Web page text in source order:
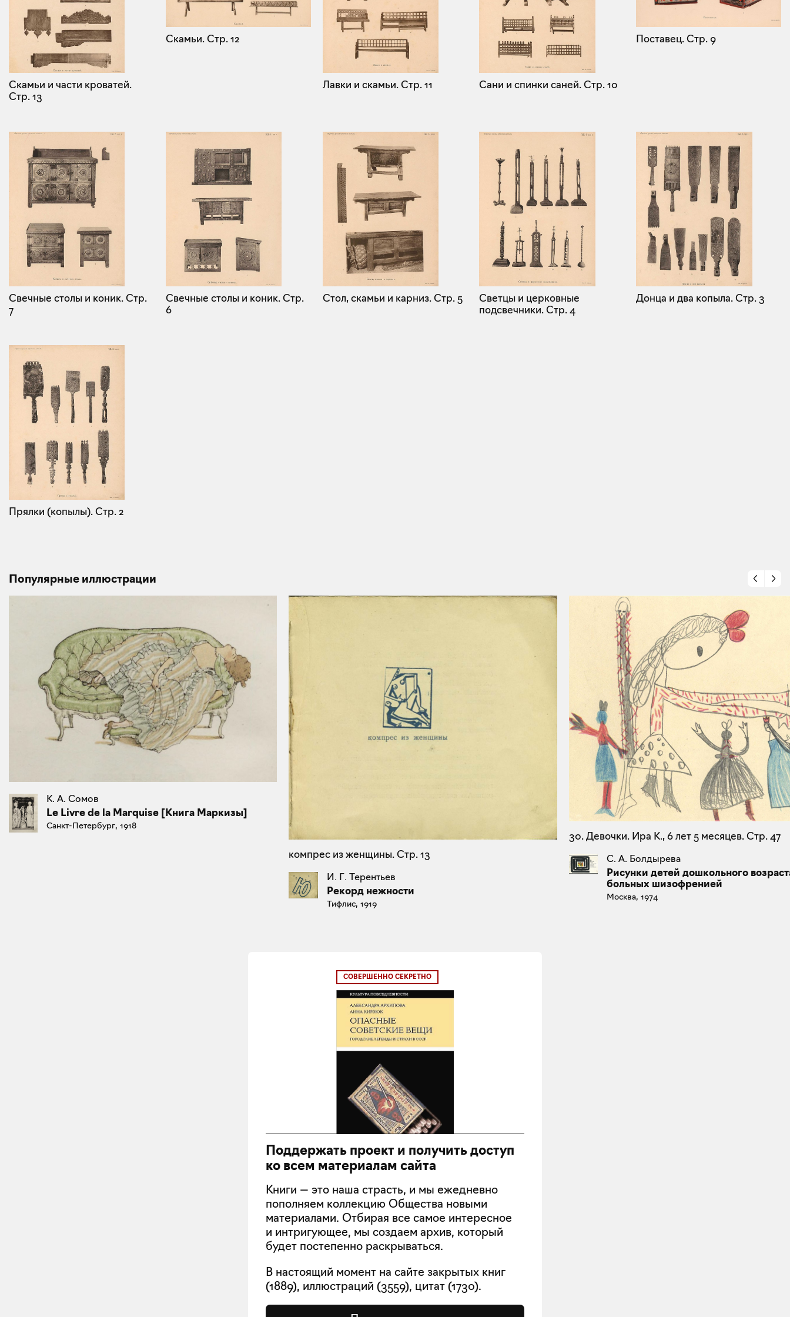
Скамьи и части кроватей.
Стр. 13
Скамьи.Стр. 12
Лавки и скамьи.Стр. 11 Сани и спинки саней. Стр. 10
Поставец. Стр. 9
Свечные столы и коник. Стр.
7
Свечные столы и коник.Стр.
6
Стол, скамьи и карниз.Стр. 5
Светцы и церковные
подсвечники. Стр. 4
Донца и два копыла. Стр. 3
Прялки (копылы). Стр. 2
Популярные иллюстрации
К. А. Сомов
Le Livre de la Marquise [Книга Маркизы]
Санкт-Петербург, 1918
компрес из женщины. Стр. 13
И. Г. Терентьев
Рекорд нежности
Тифлис, 1919
30. Девочки. Ира К., 6 лет 5 месяцев. Стр. 47
С. А. Болдырева
Рисунки детей дошкольного
больных шизофренией
Москва, 1974
СОВЕРШЕННО СЕКРЕТНО
Поддержать проект и получить доступ
ко всем материалам сайта
Книги — это наша страсть, и мы ежедневно
пополняем коллекцию Общества новыми
материалами. Отбирая все самое интересное
и интригующее, мы создаем архив, который
будет постепенно раскрываться.
В настоящий момент на сайте закрытых книг
(1889), иллюстраций (3559), цитат (1730).